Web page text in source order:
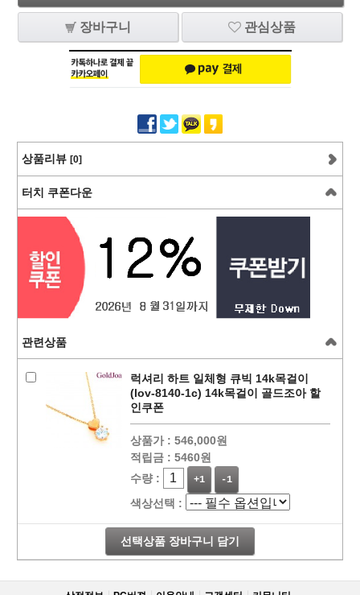
장바구니 관심상품
상품리뷰 [0]
터치 쿠폰다운
관련상품
럭셔리 하트 일체형 큐빅 14k목걸이
(lov-8140-1c) 14k목걸이 골드조아 할
인쿠폰
상품가 : 546,000원
적립금 : 5460원
수량 :
+1 -1
색상선택 :
선택상품 장바구니 담기